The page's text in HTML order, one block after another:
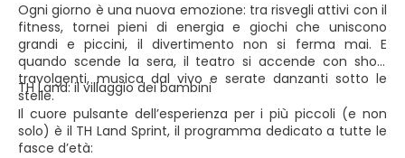
Ogni giorno è una nuova emozione: tra risvegli attivi con il
fitness, tornei pieni di energia e giochi che uniscono
grandi e piccini, il divertimento non si ferma mai. E
quando scende la sera, il teatro si accende con show
travolgenti, musica dal vivo e serate danzanti sotto le
stelle.
TH Land: il villaggio dei bambini
Il cuore pulsante dell’esperienza per i più piccoli (e non
solo) è il TH Land Sprint, il programma dedicato a tutte le
fasce d’età: